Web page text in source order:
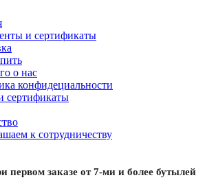
и сертификаты
о нас
конфидециальности
сертификаты
к сотрудничеству
первом заказе от 7-ми и более бутылей